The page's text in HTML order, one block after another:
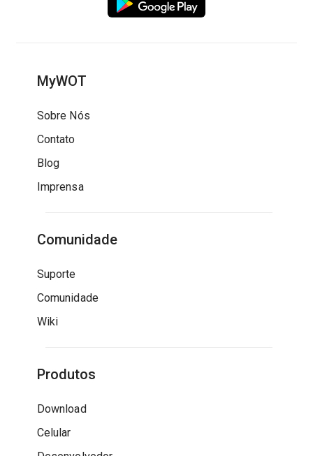
MyWOT
Sobre Nós
Contato
Blog
Imprensa
Comunidade
Suporte
Comunidade
Wiki
Produtos
Download
Celular